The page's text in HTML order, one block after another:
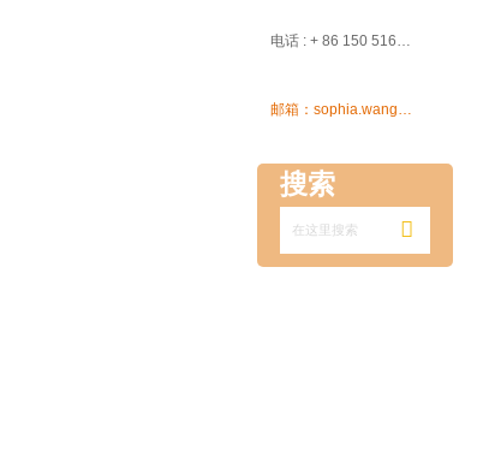
电话 : + 86 150 5162 5639

搜索
